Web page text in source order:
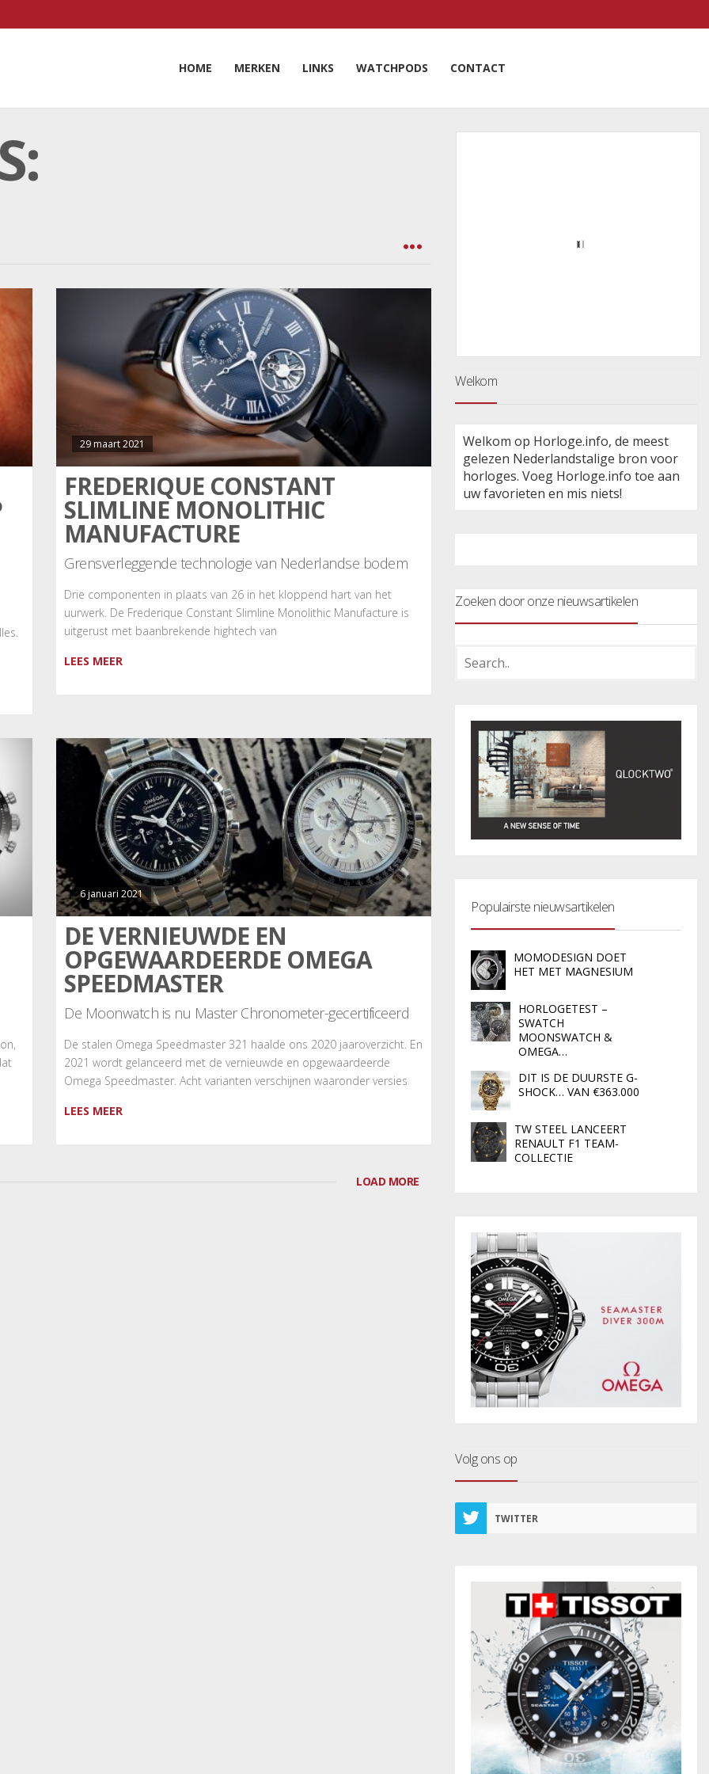
HOME MERKEN LINKS WATCHPODS CONTACT
29 maart 2021
FREDERIQUE CONSTANT
SLIMLINE MONOLITHIC
MANUFACTURE
Grensverleggende technologie van Nederlandse bodem
Drie componenten in plaats van 26 in het kloppend hart van het
uurwerk. De Frederique Constant Slimline Monolithic Manufacture is
uitgerust met baanbrekende hightech van
LEES MEER
6 januari 2021
DE VERNIEUWDE EN
OPGEWAARDEERDE OMEGA
SPEEDMASTER
De Moonwatch is nu Master Chronometer-gecertificeerd
De stalen Omega Speedmaster 321 haalde ons 2020 jaaroverzicht. En
2021 wordt gelanceerd met de vernieuwde en opgewaardeerde
Omega Speedmaster. Acht varianten verschijnen waaronder versies
LEES MEER
LOAD MORE
Welkom
Welkom op Horloge.info, de meest
gelezen Nederlandstalige bron voor
horloges. Voeg Horloge.info toe aan
uw favorieten en mis niets!
Zoeken door onze nieuwsartikelen
Populairste nieuwsartikelen
MOMODESIGN DOET
HET MET MAGNESIUM
HORLOGETEST –
SWATCH
MOONSWATCH &
OMEGA…
DIT IS DE DUURSTE G-
SHOCK… VAN €363.000
TW STEEL LANCEERT
RENAULT F1 TEAM-
COLLECTIE
Volg ons op
TWITTER